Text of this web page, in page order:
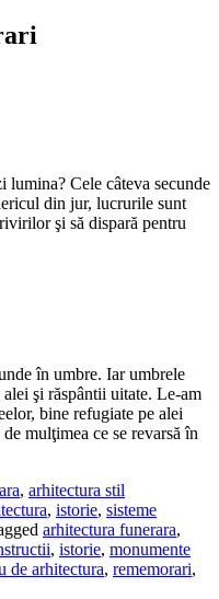
Cele câteva secunde
din jur, lucrurile sunt
şi să dispară pentru
în umbre. Iar umbrele
şi răspântii uitate. Le-am
bine refugiate pe alei
mulţimea ce se revarsă în
, arhitectura stil
, istorie, sisteme
arhitectura funerara,
, istorie, monumente
de arhitectura, rememorari,